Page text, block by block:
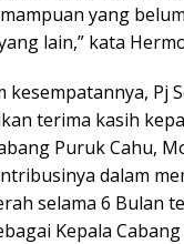
yang
lain,” kata
kesempatannya, Pj
terima kasih
Puruk Cahu,
dalam
selama 6 Bulan
Kepala